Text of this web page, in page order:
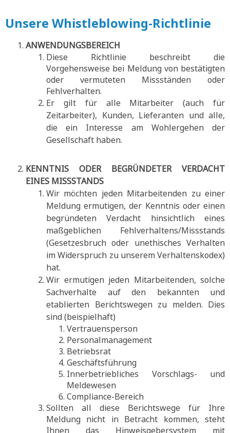
Unsere Whistleblowing-Richtlinie
ANWENDUNGSBEREICH
Diese Richtlinie beschreibt die
Vorgehensweise bei Meldung von bestätigten
oder vermuteten Missständen oder
Fehlverhalten.
Er gilt für alle Mitarbeiter (auch für
Zeitarbeiter), Kunden, Lieferanten und alle,
die ein Interesse am Wohlergehen der
Gesellschaft haben.
KENNTNIS ODER BEGRÜNDETER VERDACHT
EINES MISSSTANDS
Wir möchten jeden Mitarbeitenden zu einer
Meldung ermutigen, der Kenntnis oder einen
begründeten Verdacht hinsichtlich eines
maßgeblichen Fehlverhaltens/Missstands
(Gesetzesbruch oder unethisches Verhalten
im Widerspruch zu unserem Verhaltenskodex)
hat.
Wir ermutigen jeden Mitarbeitenden, solche
Sachverhalte auf den bekannten und
etablierten Berichtswegen zu melden. Dies
sind (beispielhaft)
Vertrauensperson
Personalmanagement
Betriebsrat
Geschäftsführung
Innerbetriebliches Vorschlags- und
Meldewesen
Compliance-Bereich
Sollten all diese Berichtswege für Ihre
Meldung nicht in Betracht kommen, steht
Ihnen das Hinweisgebersystem mit